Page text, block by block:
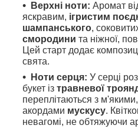
Верхні ноти: Аромат
яскравим, ігристим
шампанського,
смородини та ніжної,
Цей старт додає
свята.
Ноти серця: У серці
букет із травневої
переплітаються з
акордами мускусу.
невагомі, не обтяжуючи